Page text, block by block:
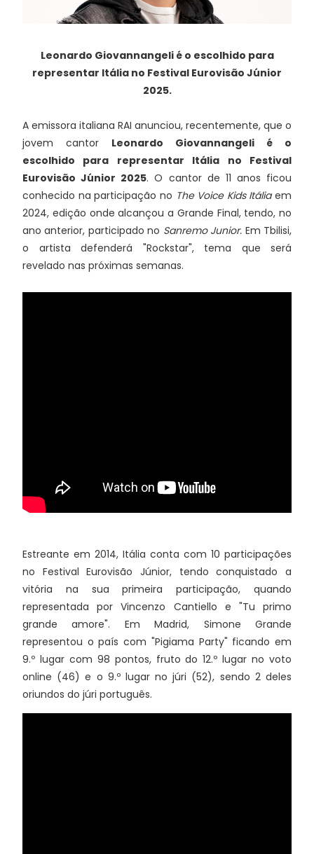
Leonardo Giovannangeli é o escolhido para
representar Itália no Festival Eurovisão Júnior
2025.
A emissora italiana RAI anunciou, recentemente, que o
jovem cantor Leonardo Giovannangeli é o
escolhido para representar Itália no Festival
Eurovisão Júnior 2025. O cantor de 11 anos ficou
conhecido na participação no The Voice Kids Itáliaem
2024, edição onde alcançou a Grande Final, tendo, no
ano anterior, participado no Sanremo Junior. Em Tbilisi,
o artista defenderá "Rockstar", tema que será
revelado nas próximas semanas.
Estreante em 2014, Itália conta com 10 participações
no Festival Eurovisão Júnior, tendo conquistado a
vitória na sua primeira participação, quando
representada por Vincenzo Cantiello e "Tu primo
grande amore". Em Madrid, Simone Grande
representou o país com "Pigiama Party" ficando em
9.º lugar com 98 pontos, fruto do 12.º lugar no voto
online (46) e o 9.º lugar no júri (52), sendo 2 deles
oriundos do júri português.